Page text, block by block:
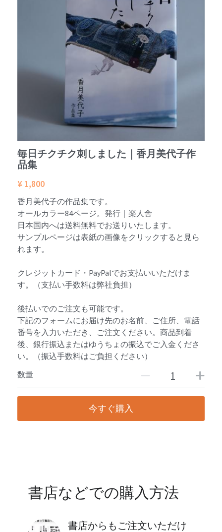
毎日チクチク刺しました｜香月美代子作
品集
¥ 1,800
香月美代子の作品集です。
オールカラー84ページ。発行｜楽人舎
日本国内へは送料無料でお送りいたします。
サンプルページは表紙の画像をクリックすると見ら
れます。
クレジットカード・PayPalでお支払いいただけま
す。（支払い手数料は弊社負担）
後払いでのご注文も可能です。
下記のフォームにお届け先のお名前、ご住所、電話
番号を入力いただき、ご注文ください。商品到着
後、銀行振込またはゆうちょの振込でご入金くださ
い。（振込手数料はご負担ください）
数量
今すぐ購入
書店などでの購入方法
書店からもご注文いただけ